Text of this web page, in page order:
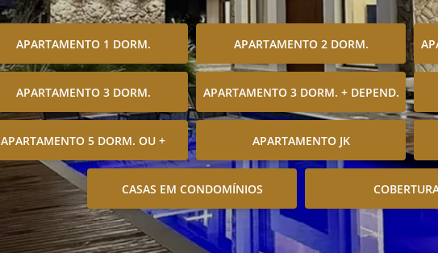
APARTAMENTO 1 DORM. APARTAMENTO 2 DORM.
APARTAMENTO 3 DORM. APARTAMENTO 3 DORM. + DEPEND.
APARTAMENTO 5 DORM. OU + APARTAMENTO JK
CASAS EM CONDOMÍNIOS